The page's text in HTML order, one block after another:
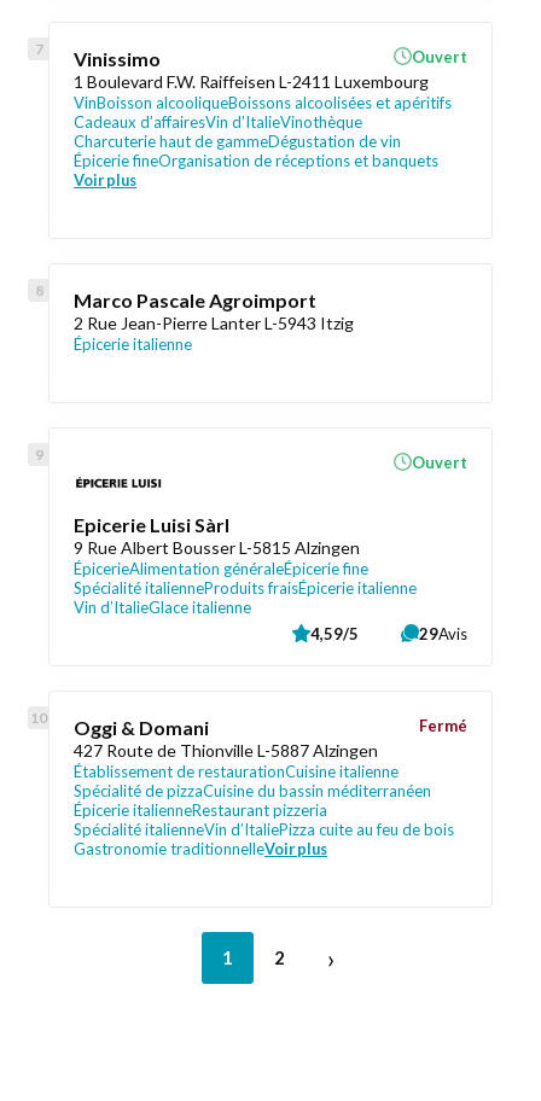
Vinissimo
1 Boulevard F.W. Raiffeisen L-2411 Luxembourg
VinBoisson alcooliqueBoissons alcoolisées et apéritifs
Cadeaux d’affairesVin d’ItalieVinothèque
Charcuterie haut de gammeDégustation de vin
Épicerie fineOrganisation de réceptions et banquets
Voir plus
Ouvert
Marco Pascale Agroimport
2 Rue Jean-Pierre Lanter L-5943 Itzig
Épicerie italienne
Epicerie Luisi Sàrl
9 Rue Albert Bousser L-5815 Alzingen
ÉpicerieAlimentation généraleÉpicerie fine
Spécialité italienneProduits fraisÉpicerie italienne
Vin d’ItalieGlace italienne
Ouvert
4,59/5 29Avis
Oggi & Domani
427 Route de Thionville L-5887 Alzingen
Établissement de restaurationCuisine italienne
Spécialité de pizzaCuisine du bassin méditerranéen
Épicerie italienneRestaurant pizzeria
Spécialité italienneVin d’ItaliePizza cuite au feu de bois
Gastronomie traditionnelleVoir plus
Fermé
1 2 ›